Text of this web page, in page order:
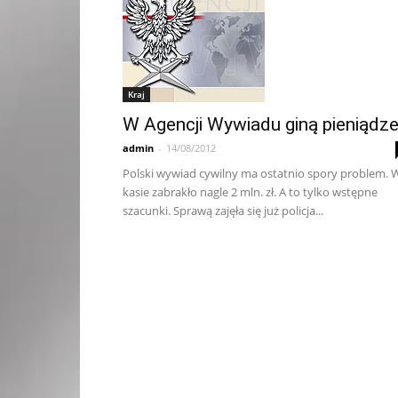
Kraj
W Agencji Wywiadu giną pieniądze
admin - 14/08/2012
Polski wywiad cywilny ma ostatnio spory problem.
kasie zabrakło nagle 2 mln. zł. A to tylko wstępne
szacunki. Sprawą zajęła się już policja...